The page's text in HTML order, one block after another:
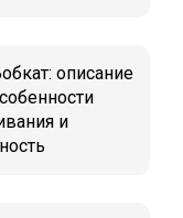
описание
и